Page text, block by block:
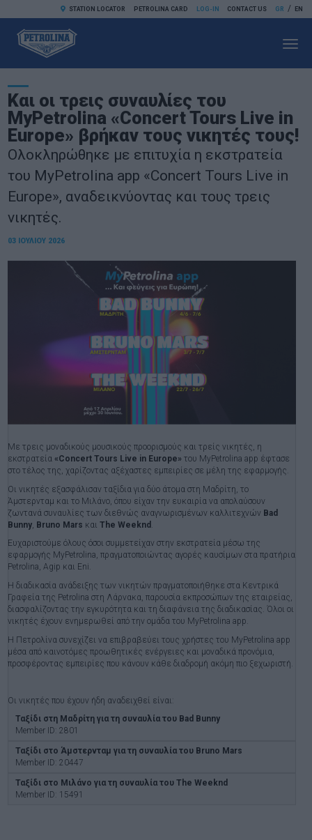
GR / EN
STATION LOCATOR PETROLINA CARD LOG-IN CONTACT US
Και οι τρεις συναυλίες του
MyPetrolina «Concert Tours Live in
Europe» βρήκαν τους νικητές τους!
Ολοκληρώθηκε με επιτυχία η εκστρατεία
του MyPetrolina app «Concert Tours Live in
Europe», αναδεικνύοντας και τους τρεις
νικητές.
03 ΙΟΥΛΊΟΥ 2026
Με τρεις μοναδικούς μουσικούς προορισμούς και τρείς νικητές, η
εκστρατεία«Concert Tours Live in Europe» του MyPetrolina app έφτασε
στο τέλος της, χαρίζοντας αξέχαστες εμπειρίες σε μέλη της εφαρμογής.
Οι νικητές εξασφάλισαν ταξίδια για δύο άτομα στη Μαδρίτη, το
Άμστερνταμ και το Μιλάνο, όπου είχαν την ευκαιρία να απολαύσουν
ζωντανά συναυλίες των διεθνώς αναγνωρισμένων καλλιτεχνών Bad
Bunny Bruno Mars καιThe Weeknd
Ευχαριστούμε όλους όσοι συμμετείχαν στην εκστρατεία μέσω της
εφαρμογής MyPetrolina, πραγματοποιώντας αγορές καυσίμων στα πρατήρια
Petrolina, Agip και Eni.
Η διαδικασία ανάδειξης των νικητών πραγματοποιήθηκε στα Κεντρικά
Γραφεία της Petrolina στη Λάρνακα, παρουσία εκπροσώπων της εταιρείας,
διασφαλίζοντας την εγκυρότητα και τη διαφάνεια της διαδικασίας. Όλοι οι
νικητές έχουν ενημερωθεί από την ομάδα του MyPetrolina app.
Η Πετρολίνα συνεχίζει να επιβραβεύει τους χρήστες του MyPetrolina app
μέσα από καινοτόμες προωθητικές ενέργειες και μοναδικά προνόμια,
προσφέροντας εμπειρίες που κάνουν κάθε διαδρομή ακόμη πιο ξεχωριστή.
Οι νικητές που έχουν ήδη αναδειχθεί είναι:
Ταξίδι στη Μαδρίτη για τη συναυλία του Bad Bunny
Member ID: 2801
Ταξίδι στο Άμστερνταμ για τη συναυλία του Bruno Mars
Member ID: 20447
Ταξίδι στο Μιλάνο για τη συναυλία του The Weeknd
Member ID: 15491